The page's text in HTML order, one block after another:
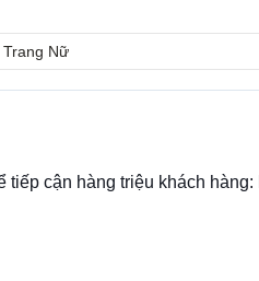
Nữ
cận hàng triệu khách hàng: